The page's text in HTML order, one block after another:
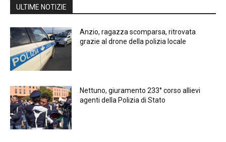
ULTIME NOTIZIE
Anzio, ragazza scomparsa, ritrovata
grazie al drone della polizia locale
Nettuno, giuramento 233° corso allievi
agenti della Polizia di Stato